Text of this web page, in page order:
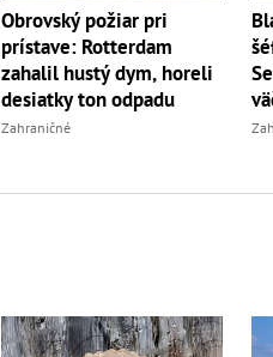
Obrovský požiar pri
prístave: Rotterdam
zahalil hustý dym, horeli
desiatky ton odpadu
Zahraničné